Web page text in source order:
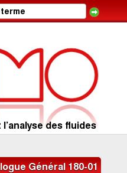
des fluides
Général 180-01